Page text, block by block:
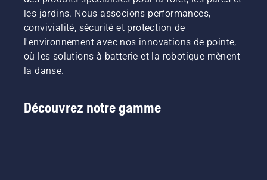
chaîne
sans
friction.
Cela
prolonge
la durée
chaîne et
de la
les jardins. Nous associons performances,
convivialité, sécurité et protection de
l'environnement avec nos innovations de pointe,
où les solutions à batterie et la robotique mènent
la danse.
Découvrez notre gamme